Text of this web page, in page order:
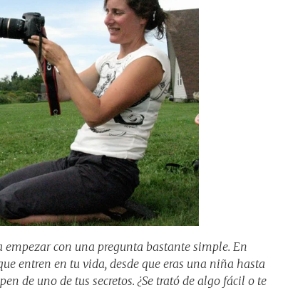
empezar con una pregunta bastante simple. En
entren en tu vida, desde que eras una niña hasta
de uno de tus secretos. ¿Se trató de algo fácil o te